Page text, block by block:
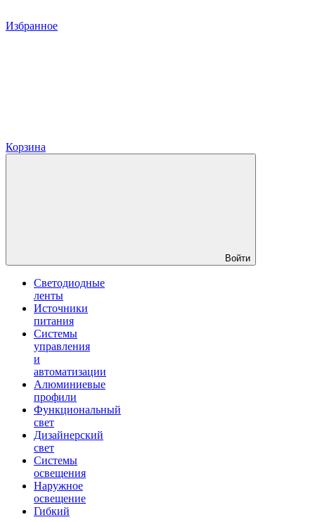
Избранное
Корзина
Войти
Светодиодные
ленты
Источники
питания
Системы
управления
и
автоматизации
Алюминиевые
профили
Функциональный
свет
Дизайнерский
свет
Системы
освещения
Наружное
освещение
Гибкий